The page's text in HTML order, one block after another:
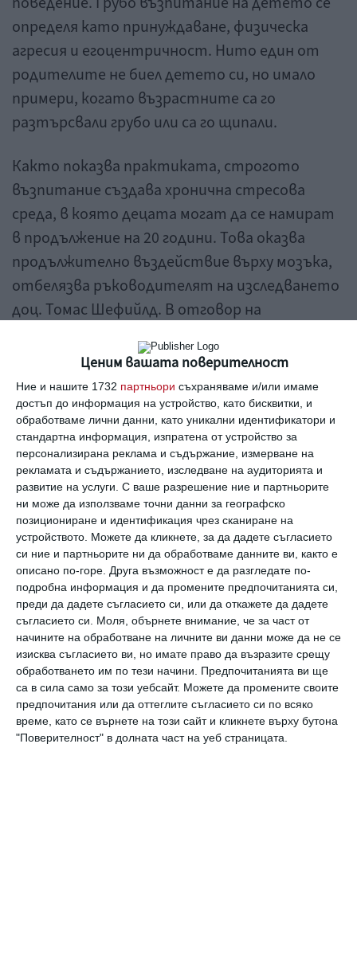
Ценим вашата поверителност
Ние и нашите 1732 партньори съхраняваме и/или имаме
достъп до информация на устройство, като бисквитки, и
обработваме лични данни, като уникални идентификатори и
стандартна информация, изпратена от устройство за
персонализирана реклама и съдържание, измерване на
рекламата и съдържанието, изследване на аудиторията и
развитие на услуги. С ваше разрешение ние и партньорите
ни може да използваме точни данни за географско
позициониране и идентификация чрез сканиране на
устройството. Можете да кликнете, за да дадете съгласието
си ние и партньорите ни да обработваме данните ви, както е
описано по-горе. Друга възможност е да разгледате по-
подробна информация и да промените предпочитанията си,
преди да дадете съгласието си, или да откажете да дадете
съгласието си.
Моля, обърнете внимание, че за част от
начините на обработване на личните ви данни може да не се
изисква съгласието ви, но имате право да възразите срещу
обработването им по тези начини. Предпочитанията ви ще
са в сила само за този уебсайт. Можете да промените своите
предпочитания или да оттеглите съгласието си по всяко
време, като се върнете на този сайт и кликнете върху бутона
"Поверителност" в долната част на уеб страницата.
определя като принуждаване, физическа
агресия и егоцентричност. Нито един от
родителите не биел детето си, но имало
примери, когато възрастните са го
разтърсвали грубо или са го щипали.
Както показва практиката, строгото
възпитание създава хронична стресова
среда, в която децата могат да се намират
в продължение на 20 години. Това оказва
продължително въздействие върху мозъка,
отбелязва ръководителят на изследването
доц. Томас Шефийлд. В отговор на
детето възникват негативни биологични
реакции – хормонални проблеми, възпаления,
проблеми със сърдечно-съдовата система.
Промените в теглото не се проявявали през
подрастващия етап на развитието, а
възниквали после и продължавали на младини,
именно когато децата са напуснали
семейното огнище.
Надя Горанова
затлъстяванегрубостдете
Да поговорим
Как да отгледаме дете без комплекси
Да поговорим